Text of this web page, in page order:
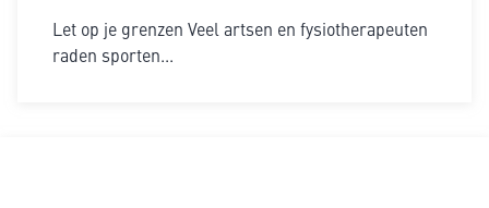
Let op je grenzen Veel artsen en fysiotherapeuten
raden sporten...